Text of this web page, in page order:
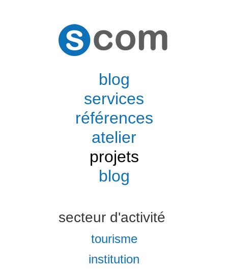
blog
services
références
atelier
projets
blog
secteur d'activité
tourisme
institution